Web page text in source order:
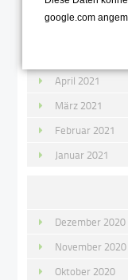
Juli 2021
April 2021
März 2021
Februar 2021
Januar 2021
Dezember 2020
November 2020
Oktober 2020
google.com